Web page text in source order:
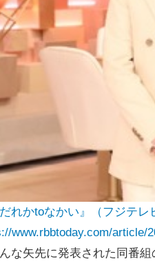
れかtoなかい』（フジテレ
www.rbbtoday.com/article/
な矢先に発表された同番組